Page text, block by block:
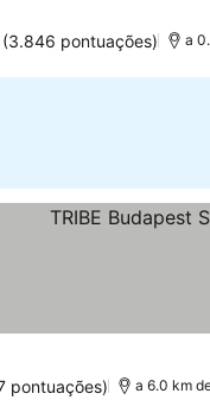
(3.846 pontuações) a
pontuações) a 6.0 km